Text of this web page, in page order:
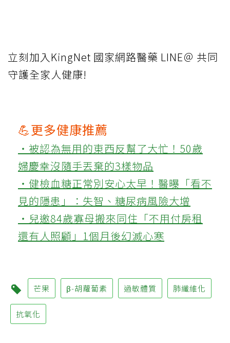
立刻加入KingNet 國家網路醫藥 LINE＠ 共同
守護全家人健康!
💪更多健康推薦
‧被認為無用的東西反幫了大忙！50歲
婦慶幸沒隨手丟棄的3樣物品
‧健檢血糖正常別安心太早！醫曝「看不
見的隱患」：失智、糖尿病風險大增
‧兒邀84歲寡母搬來同住「不用付房租
還有人照顧」1個月後幻滅心寒
芒果 β-胡蘿蔔素 過敏體質 肺纖維化
抗氧化